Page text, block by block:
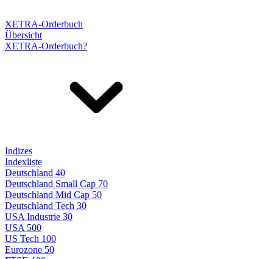
XETRA-Orderbuch
Übersicht
XETRA-Orderbuch?
Indizes
Indexliste
Deutschland 40
Deutschland Small Cap 70
Deutschland Mid Cap 50
Deutschland Tech 30
USA Industrie 30
USA 500
US Tech 100
Eurozone 50